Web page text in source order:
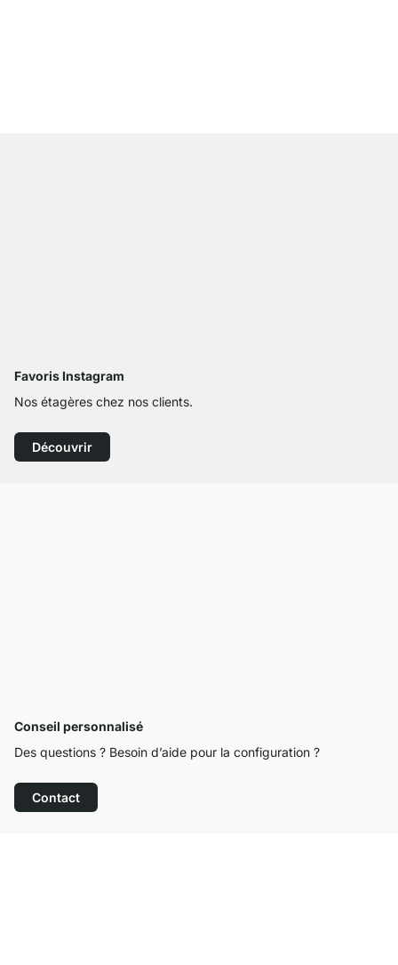
Favoris Instagram
Nos étagères chez nos clients.
Découvrir
Conseil personnalisé
Des questions ? Besoin d’aide pour la configuration ?
Contact